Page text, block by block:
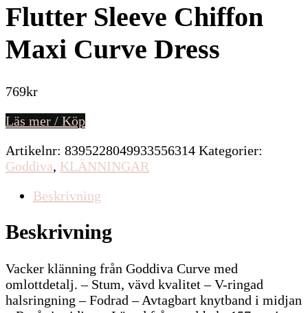
Flutter Sleeve Chiffon
Maxi Curve Dress
769kr
Läs mer / Köp
Artikelnr: 8395228049933556314 Kategorier:
Goddiva, KLÄNNINGAR
Beskrivning
Beskrivning
Vacker klänning från Goddiva Curve med
omlottdetalj. – Stum, vävd kvalitet – V-ringad
halsringning – Fodrad – Avtagbart knytband i midjan